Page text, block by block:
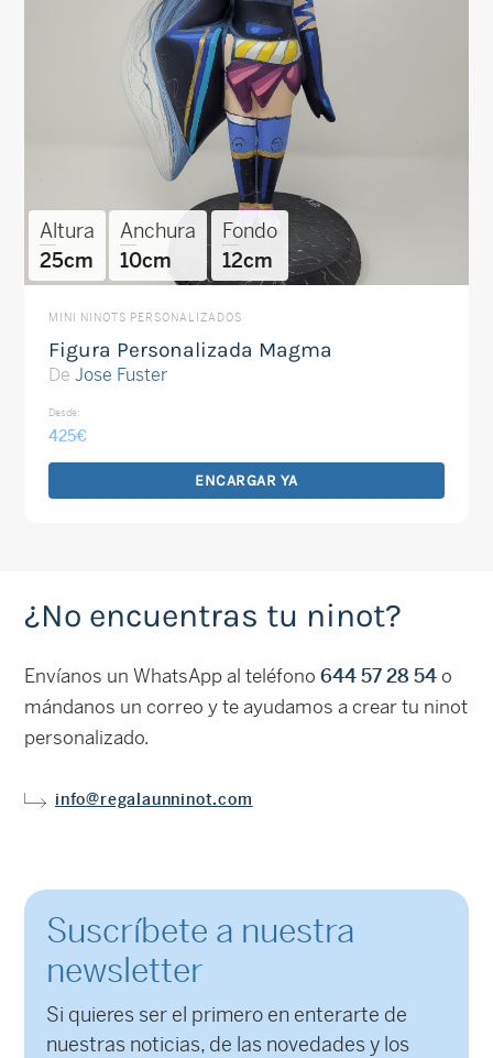
Altura
25cm
Anchura
10cm
Fondo
12cm
MINI NINOTS PERSONALIZADOS
Figura Personalizada Magma
De Jose Fuster
Desde:
425€
ENCARGAR YA
¿No encuentras tu ninot?
Envíanos un WhatsApp al teléfono 644 57 28 54o
mándanos un correo y te ayudamos a crear tu ninot
personalizado.
info@regalaunninot.com
Suscríbete a nuestra
newsletter
Si quieres ser el primero en enterarte de
nuestras noticias, de las novedades y los